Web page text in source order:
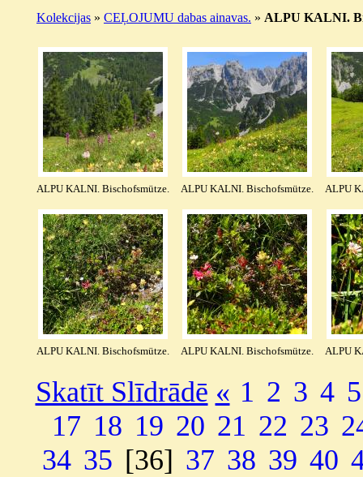
Kolekcijas » CEĻOJUMU dabas ainavas. » ALPU KALNI.
ALPU KALNI. Bischofsmütze. ALPU KALNI. Bischofsmütze. ALPU
ALPU KALNI. Bischofsmütze. ALPU KALNI. Bischofsmütze. ALPU
Skatīt Slīdrādē « 1 2 3 4 5
17 18 19 20 21 22 23
34 35 [36] 37 38 39 40